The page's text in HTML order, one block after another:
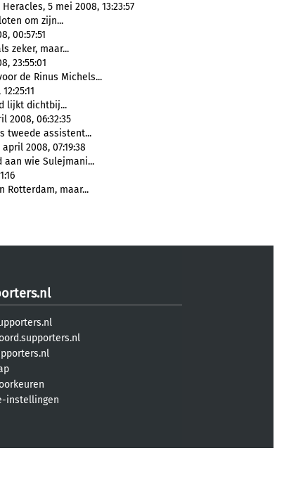
5 mei 2008, 13:23:57
om zijn...
00:57:51
zeker, maar...
23:55:01
de Rinus Michels...
lijkt dichtbij...
2008, 06:32:35
tweede assistent...
2008, 07:19:38
wie Sulejmani...
Rotterdam, maar...
instellingen